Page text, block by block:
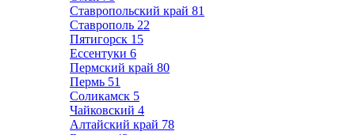
Ставропольский край 81
Ставрополь 22
Пятигорск 15
Ессентуки 6
Пермский край 80
Пермь 51
Соликамск 5
Чайковский 4
Алтайский край 78